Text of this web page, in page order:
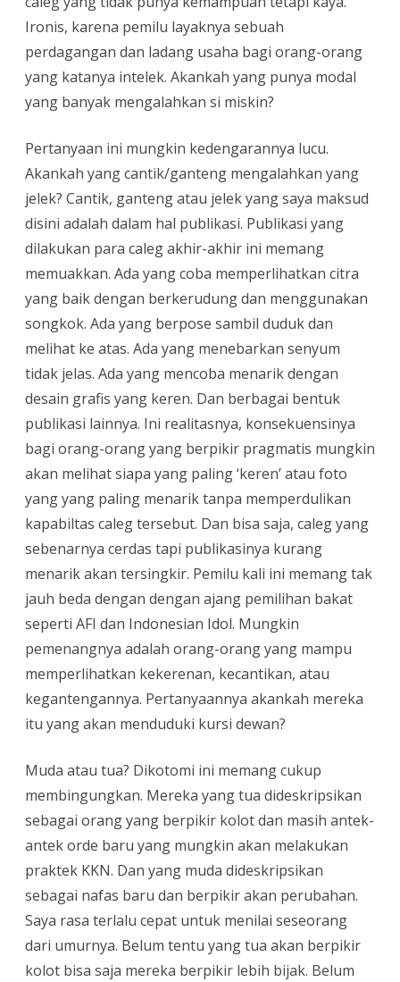
Ironis, karena pemilu layaknya sebuah
perdagangan dan ladang usaha bagi orang-orang
yang katanya intelek. Akankah yang punya modal
yang banyak mengalahkan si miskin?
Pertanyaan ini mungkin kedengarannya lucu.
Akankah yang cantik/ganteng mengalahkan yang
jelek? Cantik, ganteng atau jelek yang saya maksud
disini adalah dalam hal publikasi. Publikasi yang
dilakukan para caleg akhir-akhir ini memang
memuakkan. Ada yang coba memperlihatkan citra
yang baik dengan berkerudung dan menggunakan
songkok. Ada yang berpose sambil duduk dan
melihat ke atas. Ada yang menebarkan senyum
tidak jelas. Ada yang mencoba menarik dengan
desain grafis yang keren. Dan berbagai bentuk
publikasi lainnya. Ini realitasnya, konsekuensinya
bagi orang-orang yang berpikir pragmatis mungkin
akan melihat siapa yang paling ‘keren’ atau foto
yang yang paling menarik tanpa memperdulikan
kapabiltas caleg tersebut. Dan bisa saja, caleg yang
sebenarnya cerdas tapi publikasinya kurang
menarik akan tersingkir. Pemilu kali ini memang tak
jauh beda dengan dengan ajang pemilihan bakat
seperti AFI dan Indonesian Idol. Mungkin
pemenangnya adalah orang-orang yang mampu
memperlihatkan kekerenan, kecantikan, atau
kegantengannya. Pertanyaannya akankah mereka
itu yang akan menduduki kursi dewan?
Muda atau tua? Dikotomi ini memang cukup
membingungkan. Mereka yang tua dideskripsikan
sebagai orang yang berpikir kolot dan masih antek-
antek orde baru yang mungkin akan melakukan
praktek KKN. Dan yang muda dideskripsikan
sebagai nafas baru dan berpikir akan perubahan.
Saya rasa terlalu cepat untuk menilai seseorang
dari umurnya. Belum tentu yang tua akan berpikir
kolot bisa saja mereka berpikir lebih bijak. Belum